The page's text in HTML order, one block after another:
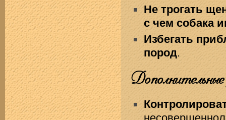
Не трогать
с чем собака
Избегать
пород.